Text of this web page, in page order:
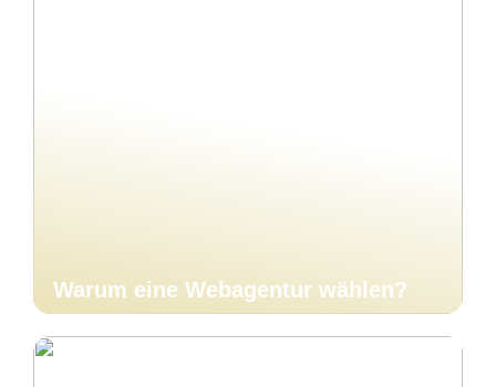
Warum eine Webagentur wählen?